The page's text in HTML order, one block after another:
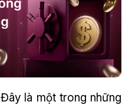
Đây là một trong những